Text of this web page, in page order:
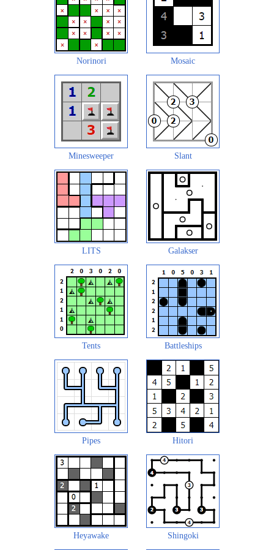
Norinori Mosaic
Minesweeper Slant
LITS Galakser
Tents Battleships
Pipes Hitori
Heyawake Shingoki